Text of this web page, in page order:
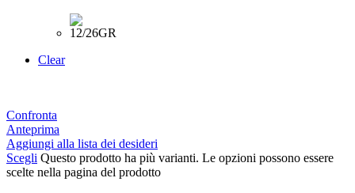
Clear
Confronta
Anteprima
Aggiungi alla lista dei desideri
Scegli Questo prodotto ha più varianti. Le opzioni possono essere
scelte nella pagina del prodotto